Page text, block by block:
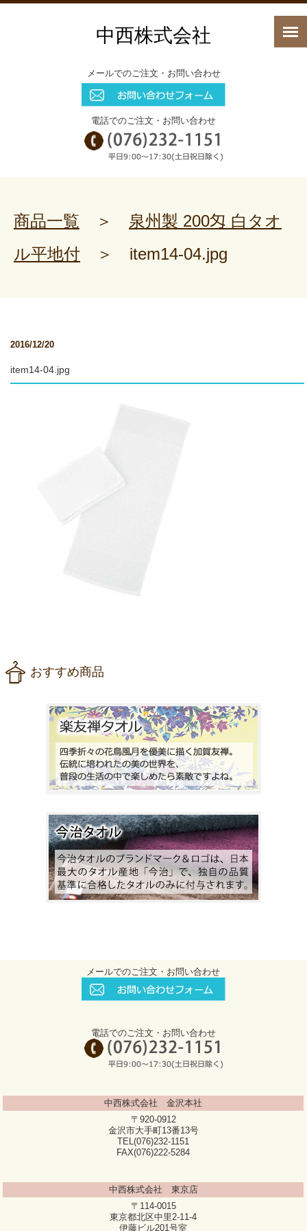
中西株式会社
メールでのご注文・お問い合わせ
電話でのご注文・お問い合わせ
商品一覧 ＞ 泉州製 200匁 白タオ
ル平地付 ＞ item14-04.jpg
2016/12/20
item14-04.jpg
おすすめ商品
メールでのご注文・お問い合わせ
電話でのご注文・お問い合わせ
中西株式会社 金沢本社
〒920-0912
金沢市大手町13番13号
TEL(076)232-1151
FAX(076)222-5284
中西株式会社 東京店
〒114-0015
東京都北区中里2-11-4
伊藤ビル201号室